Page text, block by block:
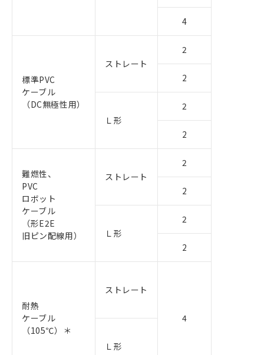
4
標準PVC
ケーブル
（DC無極性用）
ストレート
2
2
Ｌ形
2
2
難燃性、
PVC
ロボット
ケーブル
（形E2E
旧ピン配線用）
ストレート
2
2
Ｌ形
2
2
耐熱
ケーブル
（105℃）＊
ストレート
4
Ｌ形